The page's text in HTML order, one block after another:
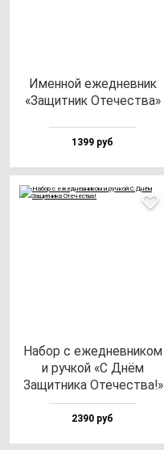
Имен­ной ежед­нев­ник
«Защит­ник Оте­чес­тва»
1399 руб
Набор с ежед­нев­ни­ком
и руч­кой «С Днём
Защит­ни­ка Оте­чес­тва!»
2390 руб